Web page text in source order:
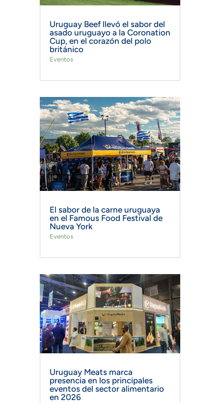
Uruguay Beef llevó el sabor del
asado uruguayo a la Coronation
Cup, en el corazón del polo
británico
Eventos
El sabor de la carne uruguaya
en el Famous Food Festival de
Nueva York
Eventos
Uruguay Meats marca
presencia en los principales
eventos del sector alimentario
en 2026